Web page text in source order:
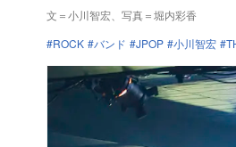
文＝小川智宏 、写真＝堀内彩香
ROCK
バンド JPOP 小川智宏